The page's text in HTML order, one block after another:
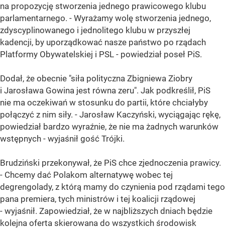
na propozycję stworzenia jednego prawicowego klubu
parlamentarnego. - Wyrażamy wolę stworzenia jednego,
zdyscyplinowanego i jednolitego klubu w przyszłej
kadencji, by uporządkować nasze państwo po rządach
Platformy Obywatelskiej i PSL - powiedział poseł PiS.
Dodał, że obecnie "siła polityczna Zbigniewa Ziobry
i Jarosława Gowina jest równa zeru". Jak podkreślił, PiS
nie ma oczekiwań w stosunku do partii, które chciałyby
połączyć z nim siły. - Jarosław Kaczyński, wyciągając rękę,
powiedział bardzo wyraźnie, że nie ma żadnych warunków
wstępnych - wyjaśnił gość Trójki.
Brudziński przekonywał, że PiS chce zjednoczenia prawicy.
- Chcemy dać Polakom alternatywę wobec tej
degrengolady, z którą mamy do czynienia pod rządami tego
pana premiera, tych ministrów i tej koalicji rządowej
- wyjaśnił. Zapowiedział, że w najbliższych dniach będzie
kolejna oferta skierowana do wszystkich środowisk